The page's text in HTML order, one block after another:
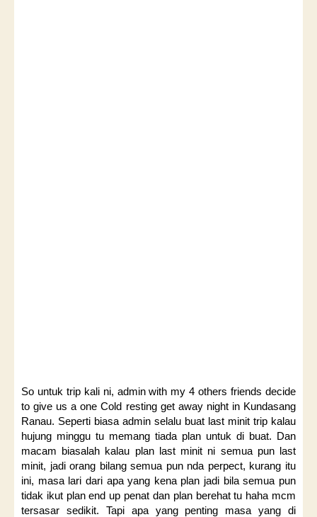
So untuk trip kali ni, admin with my 4 others friends decide
to give us a one Cold resting get away night in Kundasang
Ranau. Seperti biasa admin selalu buat last minit trip kalau
hujung minggu tu memang tiada plan untuk di buat. Dan
macam biasalah kalau plan last minit ni semua pun last
minit, jadi orang bilang semua pun nda perpect, kurang itu
ini, masa lari dari apa yang kena plan jadi bila semua pun
tidak ikut plan end up penat dan plan berehat tu haha mcm
tersasar sedikit. Tapi apa yang penting masa yang di